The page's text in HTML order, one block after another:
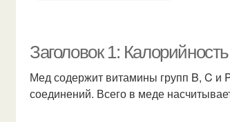
Заголовок 1:
Мед содержит витамины групп B, C и
соединений. Всего в меде